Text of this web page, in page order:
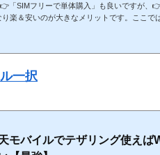
「SIMフリーで単体購入」も良いですが、
楽＆安いのが大きなメリットです。ここで
入が最適👉 特に初心者〜中級者は👉 楽天
一択
モバイルでテザリング使えば